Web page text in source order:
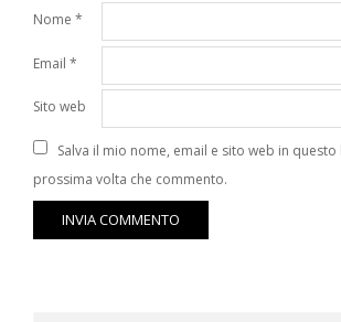
Nome *
Email *
Sito web
Salva il mio nome, email e sito web in
prossima volta che commento.